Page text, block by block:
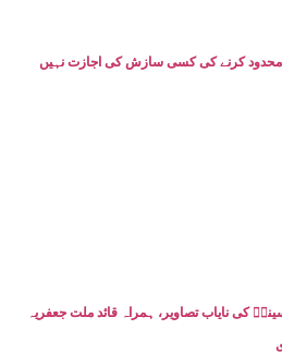
محدود کرنے کی کسی سازش کی اجازت نہیں
کی نایاب تصاویر، ہمراہ قائد ملت جعفریہ